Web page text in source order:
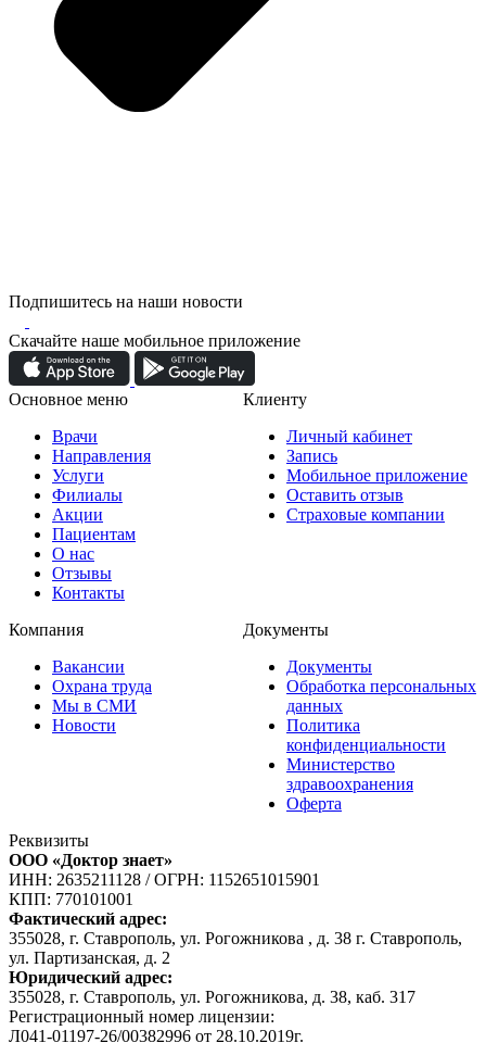
Подпишитесь на наши новости
Скачайте наше мобильное приложение
Основное меню
Врачи
Направления
Услуги
Филиалы
Акции
Пациентам
О нас
Отзывы
Контакты
Клиенту
Личный кабинет
Запись
Мобильное приложение
Оставить отзыв
Страховые компании
Компания
Вакансии
Охрана труда
Мы в СМИ
Новости
Документы
Документы
Обработка персональных
данных
Политика
конфиденциальности
Министерство
здравоохранения
Оферта
Реквизиты
ООО «Доктор знает»
ИНН: 2635211128 /ОГРН: 1152651015901
КПП: 770101001
Фактический адрес:
355028, г. Ставрополь, ул. Рогожникова , д. 38 г. Ставрополь,
ул. Партизанская, д. 2
Юридический адрес:
355028, г. Ставрополь, ул. Рогожникова, д. 38, каб. 317
Регистрационный номер лицензии:
Л041-01197-26/00382996 от 28.10.2019г.